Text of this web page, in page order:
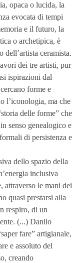
opaca o lucida, la
evocata di tempi
e il futuro, la
o archetipica, è
dell’artista ceramista.
dei tre artisti, pur
ispirazioni dal
forme e
l’iconologia, ma che
delle forme” che
senso genealogico e
di persistenza e
dello spazio della
inclusiva
attraverso le mani dei
quasi prestarsi alla
respiro, di un
(...) Danilo
fare” artigianale,
e assoluto del
creando